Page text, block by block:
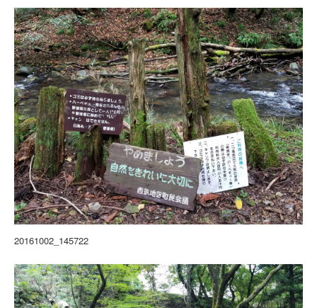
20161002_145722